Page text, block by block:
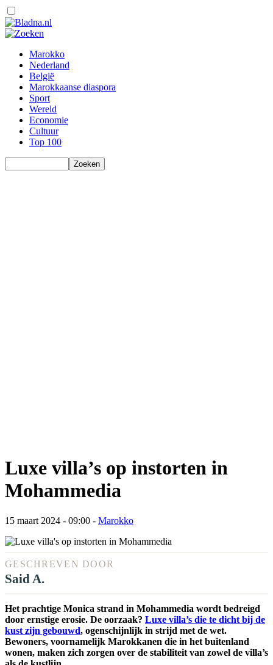
Marokko
Nederland
België
Marokkaanse diaspora
Sport
Wereld
Economie
Cultuur
Top 100
Luxe villa’s op instorten in
Mohammedia
15 maart 2024 - 09:00 - Marokko
GESCHREVEN DOOR
Said A.
Het prachtige Monica strand in Mohammedia wordt bedreigd
door ernstige erosie. De oorzaak? Luxe villa’s die te dicht bij de
kust zijn gebouwd, ogenschijnlijk in strijd met de wet.
Bewoners, voornamelijk Marokkanen die in het buitenland
wonen, maken zich zorgen over de stabiliteit van zowel de villa’s